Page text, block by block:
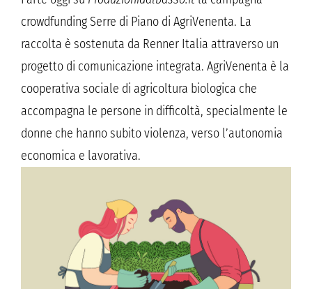
crowdfunding Serre di Piano di AgriVenenta. La
raccolta è sostenuta da Renner Italia attraverso un
progetto di comunicazione integrata. AgriVenenta è la
cooperativa sociale di agricoltura biologica che
accompagna le persone in difficoltà, specialmente le
donne che hanno subito violenza, verso l’autonomia
economica e lavorativa.